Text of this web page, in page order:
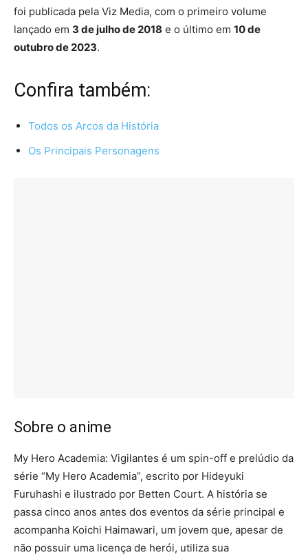
foi publicada pela Viz Media, com o primeiro volume
lançado em 3 de julho de 2018 e o último em 10 de
outubro de 2023.
Confira também:
Todos os Arcos da História
Os Principais Personagens
Sobre o anime
My Hero Academia: Vigilantes é um spin-off e prelúdio da
série “My Hero Academia”, escrito por Hideyuki
Furuhashi e ilustrado por Betten Court. A história se
passa cinco anos antes dos eventos da série principal e
acompanha Koichi Haimawari, um jovem que, apesar de
não possuir uma licença de herói, utiliza sua